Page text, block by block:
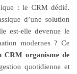
: le CRM dédié.
d’une solution
est-elle devenue le
modernes ? Ce
CRM organisme de
quotidienne et